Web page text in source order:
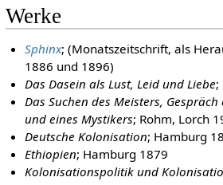
Werke
Sphinx; (Monatszeitschrift, als
1886 und 1896)
Das Dasein als Lust, Leid und Liebe;
Das Suchen des Meisters,
und eines Mystikers; Rohm, Lorch
Deutsche Kolonisation; Hamburg
Ethiopien; Hamburg 1879
Kolonisationspolitik und